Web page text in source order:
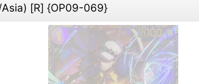
Asia) [R] {OP09-069}